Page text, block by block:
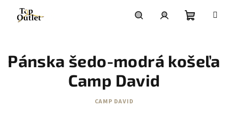
obsah
košík
Pánska šedo-modrá košeľa
Camp David
CAMP DAVID